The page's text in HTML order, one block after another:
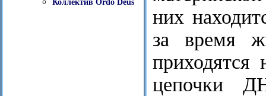
Коллектив Ordo Deus
них
за время
приходятся
цепочки